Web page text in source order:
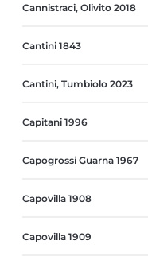
Cannistraci, Olivito 2018
Cantini 1843
Cantini, Tumbiolo 2023
Capitani 1996
Capogrossi Guarna 1967
Capovilla 1908
Capovilla 1909